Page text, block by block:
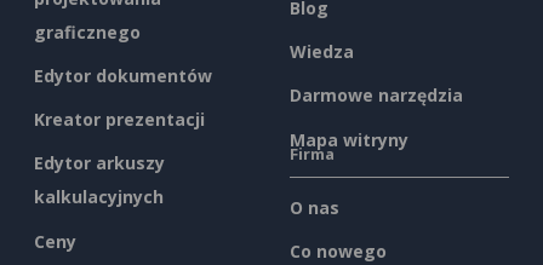
graficznego
Edytor dokumentów
Kreator prezentacji
Edytor arkuszy
kalkulacyjnych
Ceny
Blog
Wiedza
Darmowe narzędzia
Mapa witryny
Firma
O nas
Co nowego